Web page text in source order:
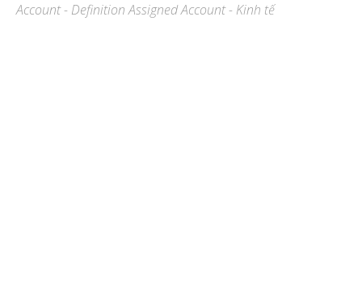
Account - Definition Assigned Account - Kinh tế